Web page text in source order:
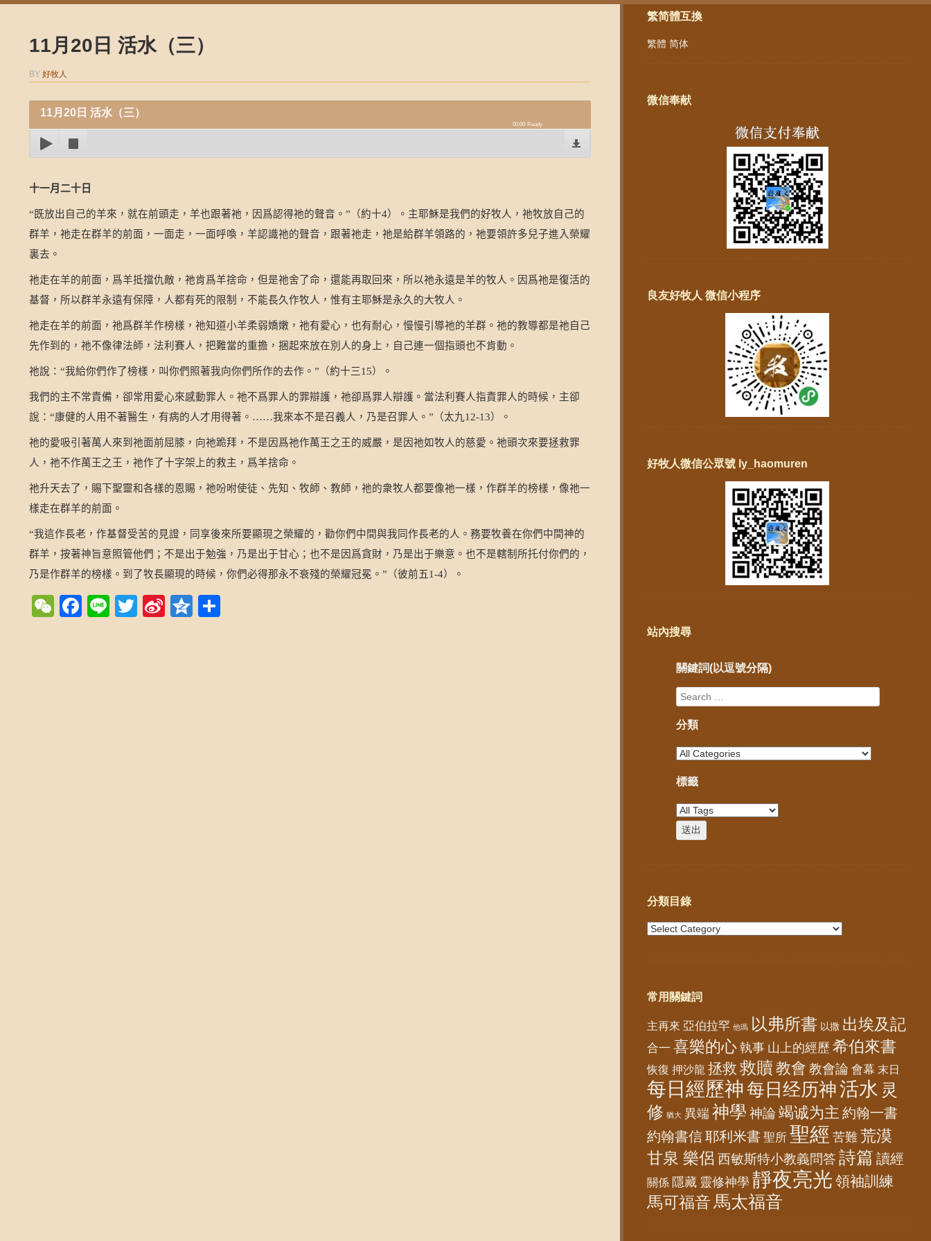
11月20日 活水（三）
BY 好牧人
11月20日 活水（三）
00:00 Ready
十一月二十日
“既放出自己的羊來，就在前頭走，羊也跟著祂，因爲認得祂的聲音。 ” （約十4）。主耶穌是我們的好牧人，祂牧放自己的
群羊，祂走在群羊的前面，一面走，一面呼喚，羊認識祂的聲音，跟著祂走，祂是給群羊領路的，祂要領許多兒子進入榮耀
裏去。
祂走在羊的前面，爲羊抵擋仇敵，祂肯爲羊捨命，但是祂舍了命，還能再取回來，所以祂永遠是羊的牧人。因爲祂是復活的
基督，所以群羊永遠有保障，人都有死的限制，不能長久作牧人，惟有主耶穌是永久的大牧人。
祂走在羊的前面，祂爲群羊作榜樣，祂知道小羊柔弱嬌嫩，祂有愛心，也有耐心，慢慢引導祂的羊群。祂的教導都是祂自己
先作到的，祂不像律法師，法利賽人，把難當的重擔，捆起來放在別人的身上，自己連一個指頭也不肯動。
祂說： “我給你們作了榜樣，叫你們照著我向你們所作的去作。 ” （約十三15）。
我們的主不常責備，卻常用愛心來感動罪人。祂不爲罪人的罪辯護，祂卻爲罪人辯護。當法利賽人指責罪人的時候，主卻
說： “康健的人用不著醫生，有病的人才用得著。 ……我來本不是召義人，乃是召罪人。 ” （太九12-13）。
祂的愛吸引著萬人來到祂面前屈膝，向祂跪拜，不是因爲祂作萬王之王的威嚴，是因祂如牧人的慈愛。祂頭次來要拯救罪
人，祂不作萬王之王，祂作了十字架上的救主，爲羊捨命。
祂升天去了，賜下聖靈和各樣的恩賜，祂吩咐使徒、先知、牧師、教師，祂的衆牧人都要像祂一樣，作群羊的榜樣，像祂一
樣走在群羊的前面。
“我這作長老，作基督受苦的見證，同享後來所要顯現之榮耀的，勸你們中間與我同作長老的人。務要牧養在你們中間神的
群羊，按著神旨意照管他們；不是出于勉強，乃是出于甘心；也不是因爲貪財，乃是出于樂意。也不是轄制所托付你們的，
乃是作群羊的榜樣。到了牧長顯現的時候，你們必得那永不衰殘的榮耀冠冕。 ” （彼前五1-4）。
WeChat
Facebook
LineTwitterSinaQzone
繁简體互換
繁體 简体
微信奉献
良友好牧人 微信小程序
好牧人微信公眾號 ly_haomuren
站內搜尋
關鍵詞(以逗號分隔)
分類
標籤
分類目錄
常用關鍵詞
主再來 亞伯拉罕 他瑪 以弗所書 以撒 出埃及記
合一 喜樂的心 執事 山上的經歷 希伯來書
恢復 押沙龍 拯救 救贖 教會 教會論 會幕 末日
每日經歷神 每日经历神活水 灵
修 猶大 異端 神學 神論 竭诚为主 約翰一書
約翰書信耶利米書 聖所 聖經 苦難 荒漠
甘泉 樂侶 西敏斯特小教義問答詩篇 讀經
關係 隱藏 靈修神學 靜夜亮光 領袖訓練
馬可福音 馬太福音